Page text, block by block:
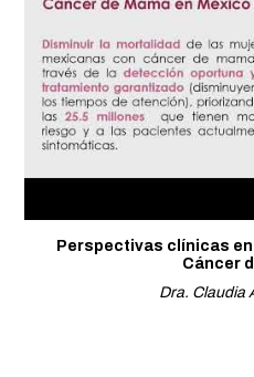
Perspectivas clínicas
Cáncer
Dra. Claudia